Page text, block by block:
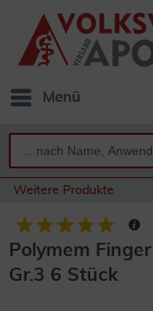
Menü
Weitere Produkte
Polymem
Gr.3 6 Stück